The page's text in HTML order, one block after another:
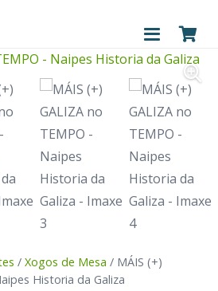
/ Xogos de Mesa / MÁIS (+)
Historia da Galiza